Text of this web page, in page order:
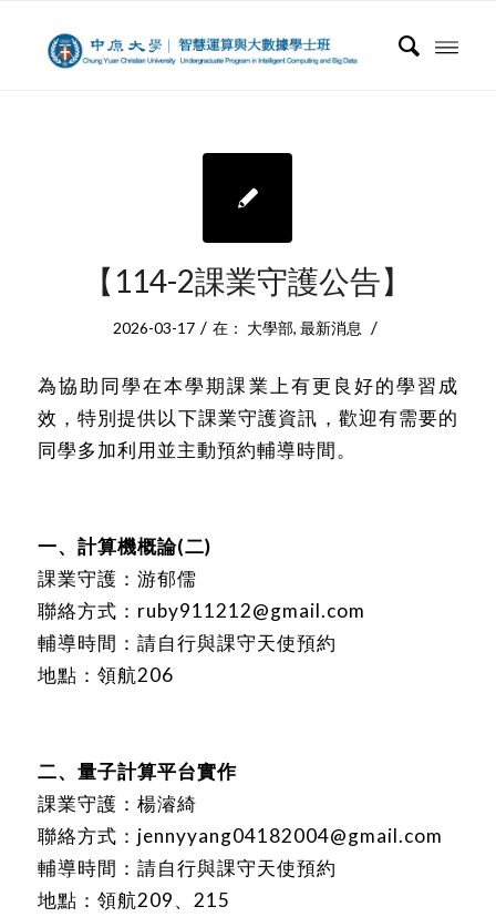
【114-2課業守護公告】
2026-03-17 / 在： 大學部, 最新消息 /
為協助同學在本學期課業上有更良好的學習成
效，特別提供以下課業守護資訊，歡迎有需要的
同學多加利用並主動預約輔導時間。
一、計算機概論(二)
課業守護：游郁儒
聯絡方式：ruby911212@gmail.com
輔導時間：請自行與課守天使預約
地點：領航206
二、量子計算平台實作
課業守護：楊濬綺
聯絡方式：jennyyang04182004@gmail.com
輔導時間：請自行與課守天使預約
地點：領航209、215